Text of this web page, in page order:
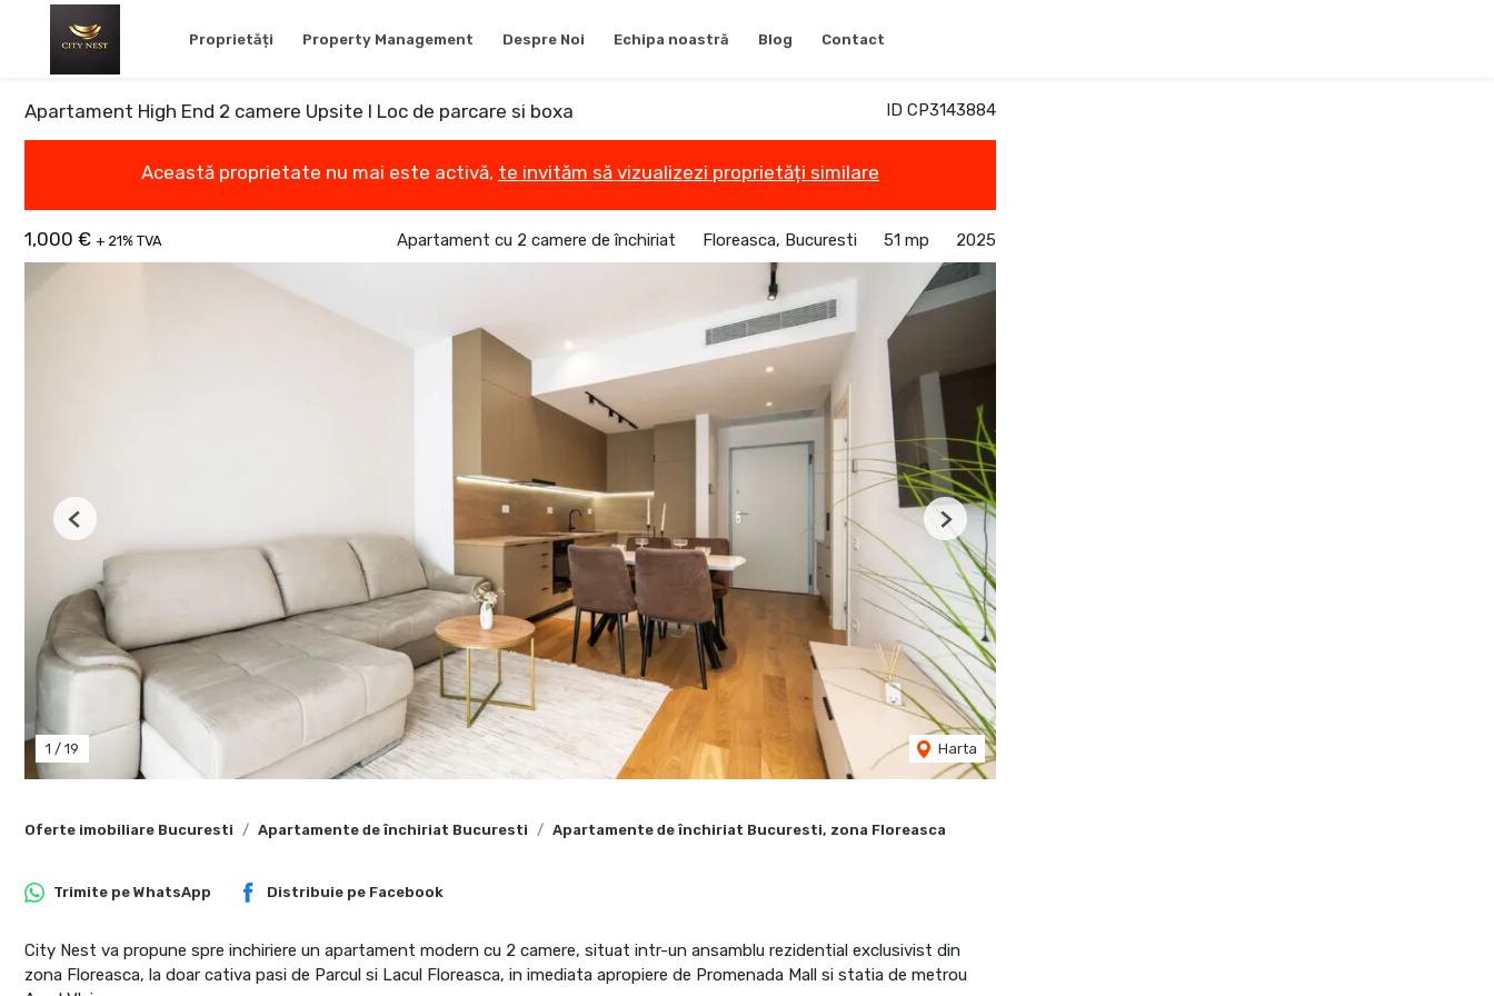
Proprietăți Property Management Despre Noi Echipa noastră Blog Contact
ID CP3143884
Apartament High End 2 camere Upsite I Loc de parcare si boxa
Această proprietate nu mai este activă, te invităm să vizualizezi proprietăți similare
1,000 € + 21% TVA Apartament cu 2 camere de închiriat Floreasca, Bucuresti 51 mp 2025
1 / 19 Harta
Previous Next
Oferte imobiliare Bucuresti Apartamente de închiriat Bucuresti Apartamente de închiriat Bucuresti, zona Floreasca
Trimite pe WhatsApp Distribuie pe Facebook
City Nest va propune spre inchiriere un apartament modern cu 2 camere, situat intr-un ansamblu rezidential exclusivist din
zona Floreasca, la doar cativa pasi de Parcul si Lacul Floreasca, in imediata apropiere de Promenada Mall si statia de metrou